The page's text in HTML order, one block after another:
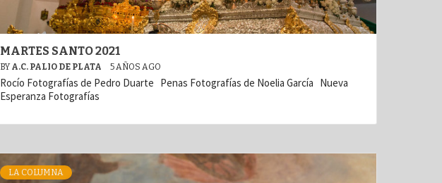
MARTES SANTO 2021
BY A.C. PALIO DE PLATA 5 AÑOS AGO
Rocío Fotografías de Pedro Duarte Penas Fotografías de Noelia García Nueva
Esperanza Fotografías
LA COLUMNA